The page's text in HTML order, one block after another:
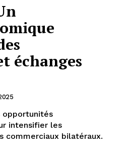
échanges
opportunités
intensifier les
commerciaux bilatéraux.